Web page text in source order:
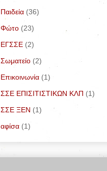
Παιδεία (36)
Φώτο (23)
ΕΓΣΣΕ (2)
Σωματείο (2)
Επικοινωνία (1)
ΣΣΕ ΕΠΙΣΙΤΙΣΤΙΚΩΝ ΚΛΠ (1)
ΣΣΕ ΞΕΝ (1)
αφίσα (1)